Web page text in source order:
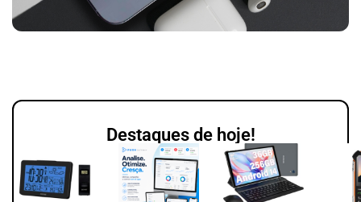
Destaques de hoje!